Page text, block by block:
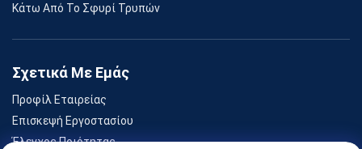
Κάτω Από Το Σφυρί Τρυπών
Σχετικά Με Εμάς
Προφίλ Εταιρείας
Επισκεψή Εργοστασίου
Έλεγχος Ποιότητας